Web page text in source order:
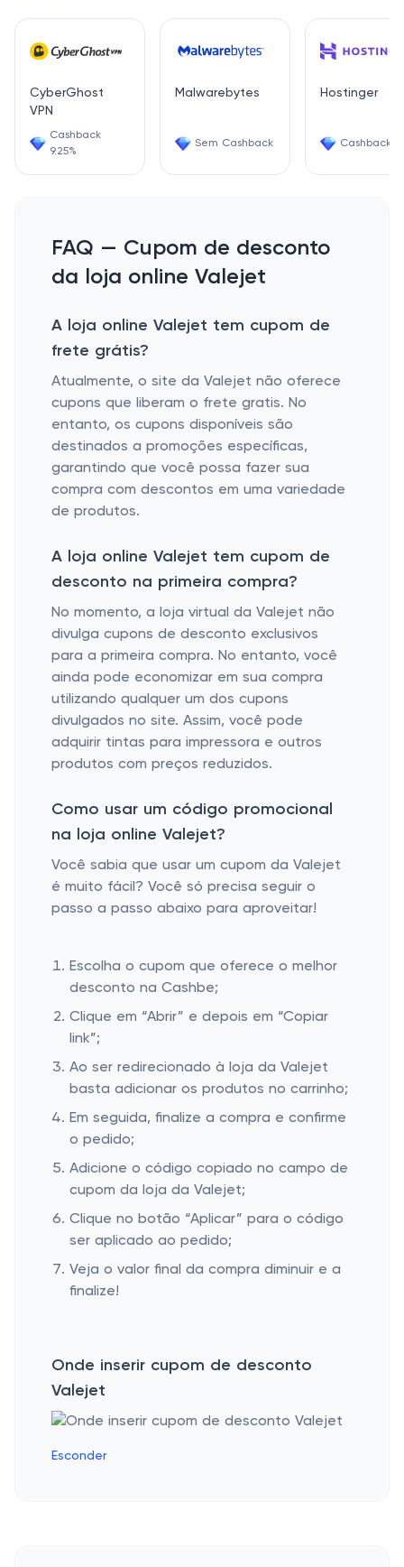
CyberGhost
VPN
Cashback
9.25%
Malwarebytes
Sem Cashback
Hostinger
Cashback
FAQ — Cupom de desconto
da loja online Valejet
A loja online Valejet tem cupom de
frete grátis?
Atualmente, o site da Valejet não oferece
cupons que liberam o frete gratis. No
entanto, os cupons disponíveis são
destinados a promoções específicas,
garantindo que você possa fazer sua
compra com descontos em uma variedade
de produtos.
A loja online Valejet tem cupom de
desconto na primeira compra?
No momento, a loja virtual da Valejet não
divulga cupons de desconto exclusivos
para a primeira compra. No entanto, você
ainda pode economizar em sua compra
utilizando qualquer um dos cupons
divulgados no site. Assim, você pode
adquirir tintas para impressora e outros
produtos com preços reduzidos.
Como usar um código promocional
na loja online Valejet?
Você sabia que usar um cupom da Valejet
é muito fácil? Você só precisa seguir o
passo a passo abaixo para aproveitar!
Escolha o cupom que oferece o melhor
desconto na Cashbe;
Clique em “Abrir” e depois em “Copiar
link”;
Ao ser redirecionado à loja da Valejet
basta adicionar os produtos no carrinho;
Em seguida, finalize a compra e confirme
o pedido;
Adicione o código copiado no campo de
cupom da loja da Valejet;
Clique no botão “Aplicar” para o código
ser aplicado ao pedido;
Veja o valor final da compra diminuir e a
finalize!
Onde inserir cupom de desconto
Valejet
Esconder